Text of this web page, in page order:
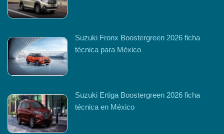
Suzuki Fronx Boostergreen 2026 ficha
técnica para México
Suzuki Ertiga Boostergreen 2026 ficha
técnica en México